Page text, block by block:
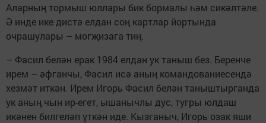
Аларның тормыш юллары бик бормалы һәм сикәлтәле.
Ә инде ике дистә елдан соң картлар йортында
очрашулары – могҗизага тиң.
– Фасил белән ерак 1984 елдан ук таныш без. Беренче
ирем – әфганчы, Фасил исә аның командованиесендә
хезмәт иткән. Ирем Игорь Фасил белән таныштырганда
ук аның чын ир-егет, ышанычлы дус, тугры юлдаш
икәнен билгеләп үткән иде. Кызганыч, Игорь озак яши